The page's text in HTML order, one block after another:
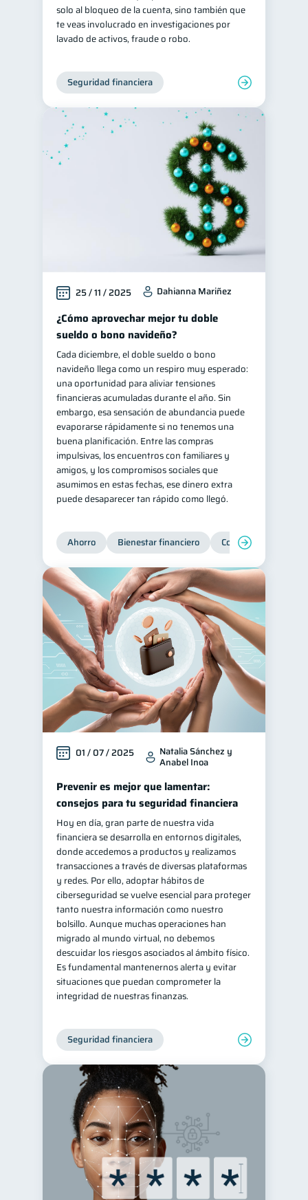
solo al bloqueo de la cuenta, sino también que
te veas involucrado en investigaciones por
lavado de activos, fraude o robo.
Seguridad financiera
25 / 11 / 2025 Dahianna Mariñez
¿Cómo aprovechar mejor tu doble
sueldo o bono navideño?
Cada diciembre, el doble sueldo o bono
navideño llega como un respiro muy esperado:
una oportunidad para aliviar tensiones
financieras acumuladas durante el año. Sin
embargo, esa sensación de abundancia puede
evaporarse rápidamente si no tenemos una
buena planificación. Entre las compras
impulsivas, los encuentros con familiares y
amigos, y los compromisos sociales que
asumimos en estas fechas, ese dinero extra
puede desaparecer tan rápido como llegó.
Ahorro Bienestar financiero Consejos
01 / 07 / 2025 Natalia Sánchez y
Anabel Inoa
Prevenir es mejor que lamentar:
consejos para tu seguridad financiera
Hoy en día, gran parte de nuestra vida
financiera se desarrolla en entornos digitales,
donde accedemos a productos y realizamos
transacciones a través de diversas plataformas
y redes. Por ello, adoptar hábitos de
ciberseguridad se vuelve esencial para proteger
tanto nuestra información como nuestro
bolsillo. Aunque muchas operaciones han
migrado al mundo virtual, no debemos
descuidar los riesgos asociados al ámbito físico.
Es fundamental mantenernos alerta y evitar
situaciones que puedan comprometer la
integridad de nuestras finanzas.
Seguridad financiera